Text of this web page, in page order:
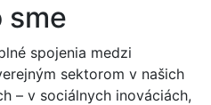
sme
spojenia medzi
sektorom v našich
– v sociálnych inováciách,